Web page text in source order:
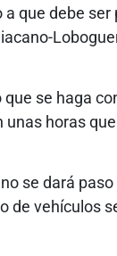
que debe ser
que se haga
horas
se dará
de vehículos